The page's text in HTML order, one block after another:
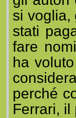
si voglia,
stati
fare
ha
perché
Ferrari, il